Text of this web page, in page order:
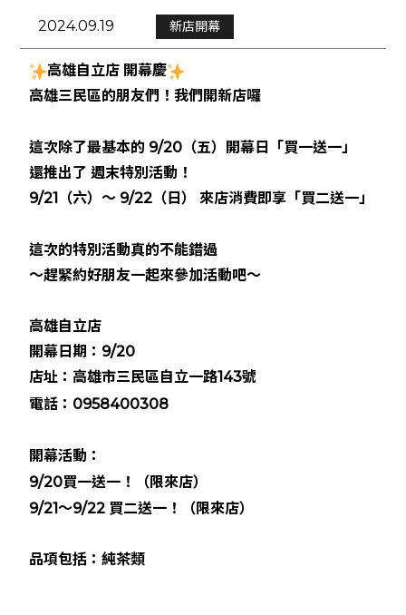
2024.09.19 新店開幕
高雄自立店 開幕慶
高雄三民區的朋友們！我們開新店囉
這次除了最基本的 9/20（五）開幕日「買一送一」
還推出了 週末特別活動！
9/21（六）～ 9/22（日） 來店消費即享「買二送一」
這次的特別活動真的不能錯過
～趕緊約好朋友一起來參加活動吧～
高雄自立店
開幕日期：9/20
店址：高雄市三民區自立一路143號
電話： 0958400308
開幕活動：
9/20買一送一！（限來店）
9/21～9/22 買二送一！（限來店）
品項包括：純茶類